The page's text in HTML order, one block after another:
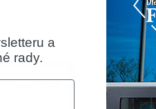
domácnosti
a
rady.